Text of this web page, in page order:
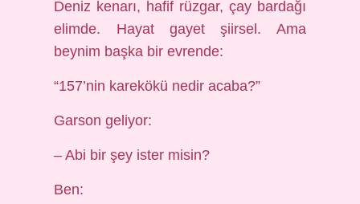
Deniz kenarı, hafif rüzgar, çay bardağı
elimde. Hayat gayet şiirsel. Ama
beynim başka bir evrende:
“157’nin karekökü nedir acaba?”
Garson geliyor:
– Abi bir şey ister misin?
Ben: